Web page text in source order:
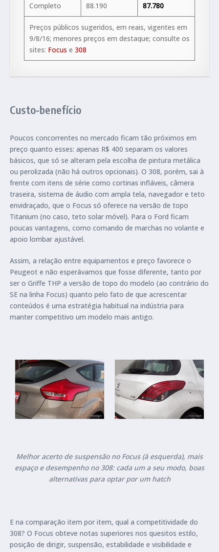
Completo 88.190 87.780
Preços públicos sugeridos, em reais, vigentes em
9/8/16; menores preços em destaque; consulte os
sites: Focus e 308
Custo-benefício
Poucos concorrentes no mercado ficam tão próximos em
preço quanto esses: apenas R$ 400 separam os valores
básicos, que só se alteram pela escolha de pintura metálica
ou perolizada (não há outros opcionais). O 308, porém, sai à
frente com itens de série como cortinas infláveis, câmera
traseira, sistema de áudio com ampla tela, navegador e teto
envidraçado, que o Focus só oferece na versão de topo
Titanium (no caso, teto solar móvel). Para o Ford ficam
poucas vantagens, como comando de marchas no volante e
apoio lombar ajustável.
Assim, a relação entre equipamentos e preço favorece o
Peugeot e não esperávamos que fosse diferente, tanto por
ser o Griffe THP a versão de topo do modelo (ao contrário do
SE na linha Focus) quanto pelo fato de que acrescentar
conteúdos é uma estratégia habitual na indústria para
manter competitivo um modelo mais antigo.
Melhor acerto de suspensão no Focus (à esquerda), mais
espaço e desempenho no 308: cada um a seu modo, boas
alternativas para optar por um hatch
E na comparação item por item, qual a competitividade do
308? O Focus obteve notas superiores nos quesitos estilo,
posição de dirigir, suspensão, estabilidade e visibilidade e